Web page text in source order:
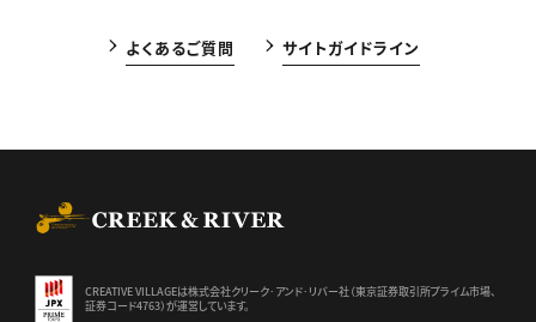
よくあるご質問 サイトガイドライン
CREATIVE VILLAGEは株式会社クリーク･アンド･リバー社（東京証券取引所プライム市場、
証券コード4763）が運営しています。